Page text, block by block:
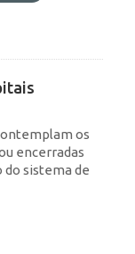
os
encerradas
do sistema de